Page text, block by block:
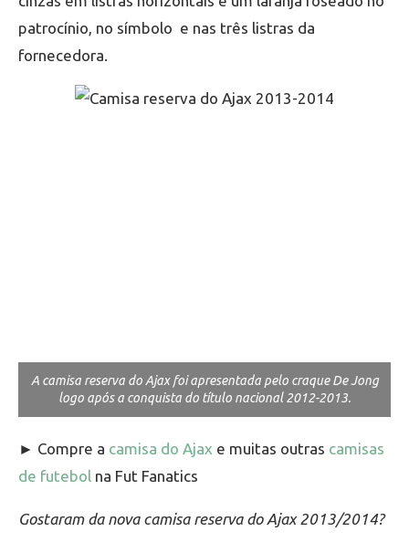
patrocínio, no símbolo e nas três listras da
fornecedora.
A camisa reserva do Ajax foi apresentada pelo craque De Jong
logo após a conquista do título nacional 2012-2013.
► Compre a camisa do Ajax e muitas outras camisas
de futebol na Fut Fanatics
Gostaram da nova camisa reserva do Ajax 2013/2014?